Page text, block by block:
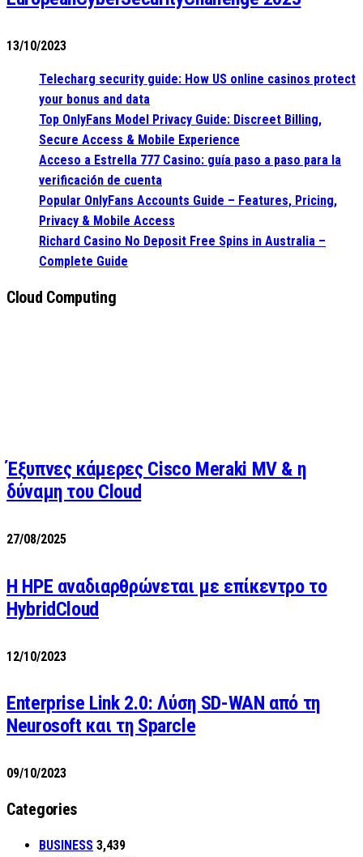
13/10/2023
Telecharg security guide: How US online casinos protect
your bonus and data
Top OnlyFans Model Privacy Guide: Discreet Billing,
Secure Access & Mobile Experience
Acceso a Estrella 777 Casino: guía paso a paso para la
verificación de cuenta
Popular OnlyFans Accounts Guide – Features, Pricing,
Privacy & Mobile Access
Richard Casino No Deposit Free Spins in Australia –
Complete Guide
Cloud Computing
Έξυπνες κάμερες Cisco Meraki MV & η
δύναμη του Cloud
27/08/2025
H HPE αναδιαρθρώνεται με επίκεντρο το
HybridCloud
12/10/2023
Enterprise Link 2.0: Λύση SD-WAN από τη
Neurosoft και τη Sparcle
09/10/2023
Categories
BUSINESS 3,439